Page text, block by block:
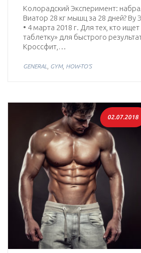
Колорадский Эксперимент:
Виатор 28 кг мышц за 28 дней? By
• 4 марта 2018 г. Для тех, кто
таблетку» для быстрого
Кроссфит,…
GENERAL , GYM, HOW-TO'S
02.07.2018